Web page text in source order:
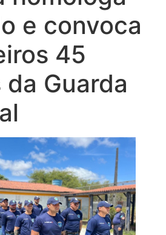
e convoca
45
Guarda